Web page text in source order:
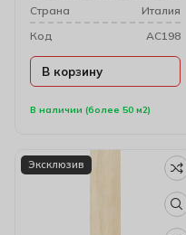
В наличии (более 50 м2)
Cтрана
Италия
Код
AC198
В корзину
Эксклюзив